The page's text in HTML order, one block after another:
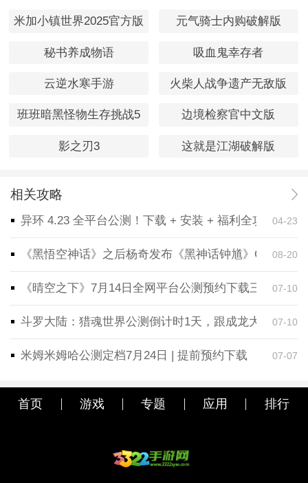
米加小镇世界2025官方版 元气骑士内购破解版
秘书养成物语 吸血鬼幸存者
云逆水寒手游 火柴人战争遗产无敌版
班班暗黑怪物生存挑战5 边境检察官中文版
影之刃3 这就是江湖破解版
相关攻略
异环 4.23 全平台公测！下载 + 安装 + 福利全攻略，一
04-23
《黑悟空神话》之后杨奇发布《黑神话钟馗》CG！预
08-20
《晴空之下》7月14日全网平台公测预约下载三端同步
07-10
斗罗大陆：猎魂世界公测倒计时1天，跟成龙大哥一起
07-10
米姆米姆哈公测定档7月24日 | 提前预约下载 07-07
首页 游戏 专题 应用 排行